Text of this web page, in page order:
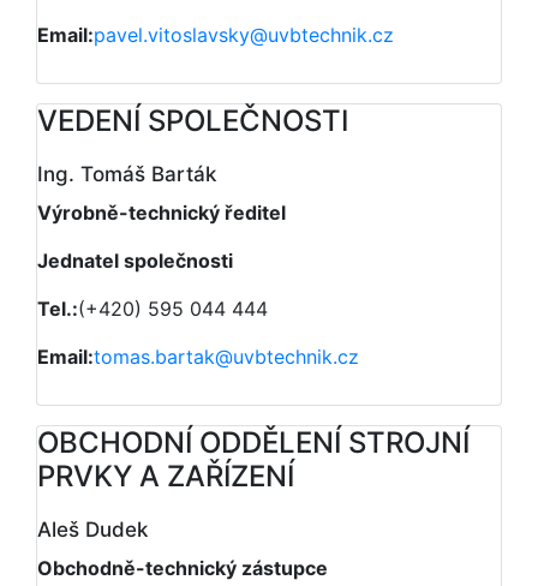
Email:pavel.vitoslavsky@uvbtechnik.cz
VEDENÍ SPOLEČNOSTI
Ing. Tomáš Barták
Výrobně-technický ředitel
Jednatel společnosti
Tel.:(+420) 595 044 444
Email:tomas.bartak@uvbtechnik.cz
OBCHODNÍ ODDĚLENÍ STROJNÍ
PRVKY A ZAŘÍZENÍ
Aleš Dudek
Obchodně-technický zástupce